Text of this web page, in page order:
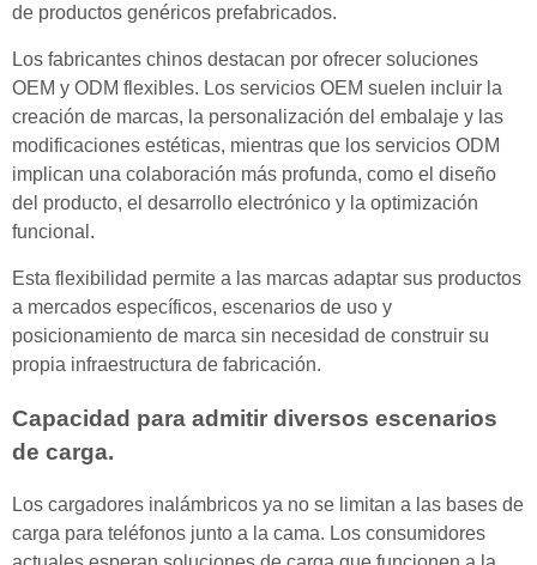
de productos genéricos prefabricados.
Los fabricantes chinos destacan por ofrecer soluciones
OEM y ODM flexibles. Los servicios OEM suelen incluir la
creación de marcas, la personalización del embalaje y las
modificaciones estéticas, mientras que los servicios ODM
implican una colaboración más profunda, como el diseño
del producto, el desarrollo electrónico y la optimización
funcional.
Esta flexibilidad permite a las marcas adaptar sus productos
a mercados específicos, escenarios de uso y
posicionamiento de marca sin necesidad de construir su
propia infraestructura de fabricación.
Capacidad para admitir diversos escenarios
de carga.
Los cargadores inalámbricos ya no se limitan a las bases de
carga para teléfonos junto a la cama. Los consumidores